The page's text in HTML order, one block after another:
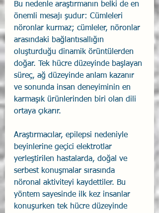
Bu nedenle araştırmanın belki de en
önemli mesajı şudur: Cümleleri
nöronlar kurmaz; cümleler, nöronlar
arasındaki bağlantısallığın
oluşturduğu dinamik örüntülerden
doğar. Tek hücre düzeyinde başlayan
süreç, ağ düzeyinde anlam kazanır
ve sonunda insan deneyiminin en
karmaşık ürünlerinden biri olan dili
ortaya çıkarır.
Araştırmacılar, epilepsi nedeniyle
beyinlerine geçici elektrotlar
yerleştirilen hastalarda, doğal ve
serbest konuşmalar sırasında
nöronal aktiviteyi kaydettiler. Bu
yöntem sayesinde ilk kez insanlar
konuşurken tek hücre düzeyinde